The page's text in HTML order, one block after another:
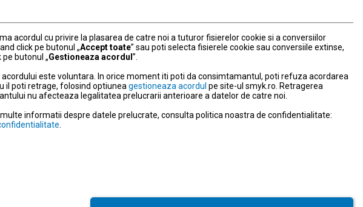
acordul cu privire la plasarea de catre noi a tuturor fisierelor cookie si a conversiilor
click pe butonul „Accept toate” sau poti selecta fisierele cookie sau conversiile extinse,
butonul „Gestioneaza acordul ”.
acordului este voluntara. In orice moment iti poti da consimtamantul, poti refuza acordarea
il poti retrage, folosind optiunea gestioneaza acordul pe site-ul smyk.ro. Retragerea
nu afecteaza legalitatea prelucrarii anterioare a datelor de catre noi.
informatii despre datele prelucrate, consulta politica noastra de confidentialitate:
cookies
setarile de confidentialitate
garantie
produse electronice
consumatorilor – ANPC
companie
031 40 50 900
Program:
Luni-vineri: 10:00-18:00